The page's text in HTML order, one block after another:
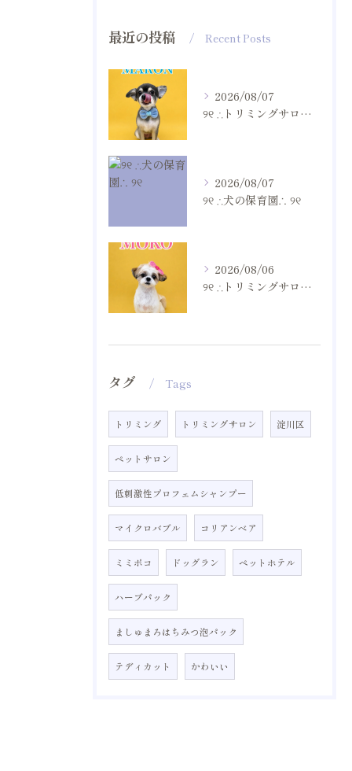
最近の投稿 Recent Posts
2026/08/07
୨୧ ∴トリミングサロン∴ ୨୧
2026/08/07
୨୧ ∴犬の保育園∴ ୨୧
2026/08/06
୨୧ ∴トリミングサロン∴ ୨୧
タグ Tags
トリミング トリミングサロン 淀川区
ペットサロン
低刺激性プロフェムシャンプー
マイクロバブル コリアンベア
ミミポコ ドッグラン ペットホテル
ハーブパック
ましゅまろはちみつ泡パック
テディカット かわいい